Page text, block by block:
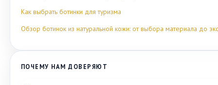
Как выбрать ботинки для туризма
Обзор ботинок из натуральной кожи: от выбора материала до
ПОЧЕМУ НАМ ДОВЕРЯЮТ